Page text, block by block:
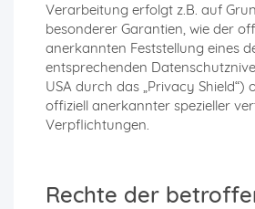
Verarbeitung erfolgt z.B. auf
besonderer Garantien, wie der
anerkannten Feststellung eines
entsprechenden
USA durch das „Privacy Shield“)
offiziell anerkannter spezieller
Verpflichtungen.
Rechte der